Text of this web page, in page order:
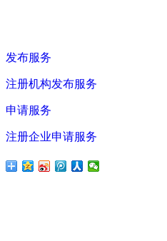
发布服务
注册机构发布服务
申请服务
注册企业申请服务